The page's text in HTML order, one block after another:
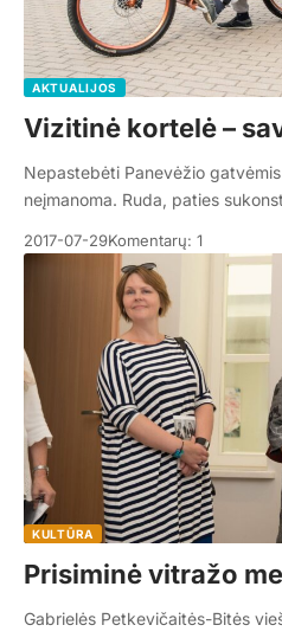
AKTUALIJOS
Vizitinė kortelė –
Nepastebėti Panevėžio
neįmanoma. Ruda, paties
2017-07-29Komentarų: 1
KULTŪRA
Prisiminė vitražo
Gabrielės Petkevičaitės-Bitės